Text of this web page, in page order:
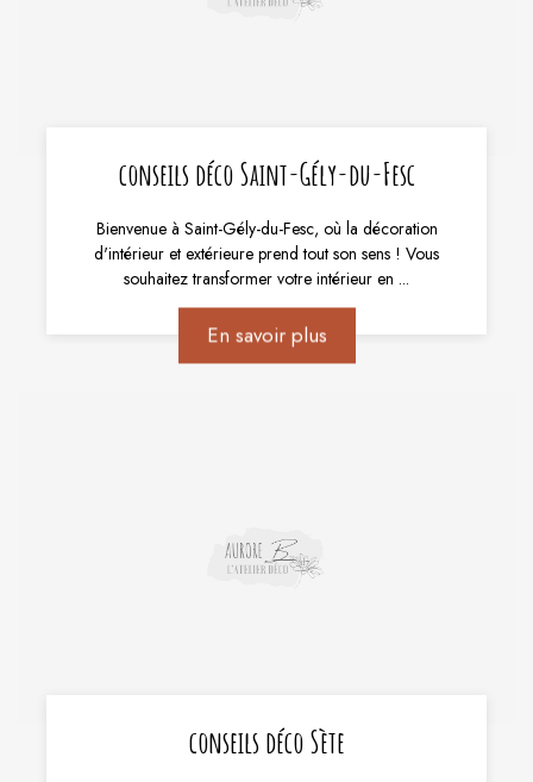
conseils déco Saint-Gély-du-Fesc
Bienvenue à Saint-Gély-du-Fesc, où la décoration
d'intérieur et extérieure prend tout son sens ! Vous
souhaitez transformer votre intérieur en ...
En savoir plus
conseils déco Sète